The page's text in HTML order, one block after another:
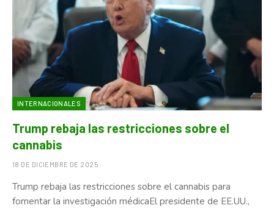
INTERNACIONALES
Trump rebaja las restricciones sobre el
cannabis
18 DE DICIEMBRE DE 2025
Trump rebaja las restricciones sobre el cannabis para
fomentar la investigación médicaEl presidente de EE.UU.,